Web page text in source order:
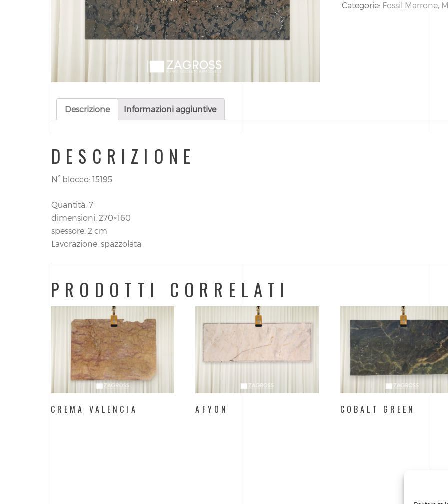
Categorie: Fossil Marrone,
Descrizione Informazioni aggiuntive
DESCRIZIONE
N° blocco: 15195
Quantità: 7
dimensioni: 270×160
spessore: 2 cm
Lavorazione: spazzolata
PRODOTTI CORRELATI
CREMA VALENCIA AFYON COBALT GREEN